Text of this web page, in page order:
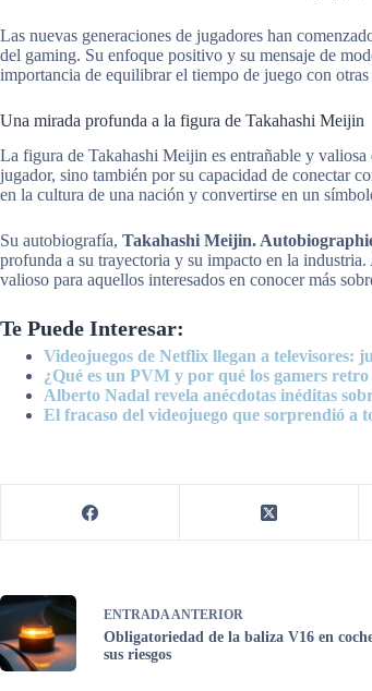
Las nuevas generaciones de jugadores han
del gaming. Su enfoque positivo y su mensaje de
importancia de equilibrar el tiempo de juego con otras
Una mirada profunda a la figura de Takahashi Meijin
La figura de Takahashi Meijin es entrañable y
jugador, sino también por su capacidad de conectar
en la cultura de una nación y convertirse en un
Su autobiografía, Takahashi Meijin.
profunda a su trayectoria y su impacto en la
valioso para aquellos interesados en conocer más
Te Puede Interesar:
Videojuegos de Netflix llegan a televisores:
¿Qué es un PVM y por qué los gamers
Alberto Nadal revela anécdotas inéditas
El fracaso del videojuego que sorprendió a
ENTRADAANTERIOR
Obligatoriedad de la baliza V16 en
sus riesgos